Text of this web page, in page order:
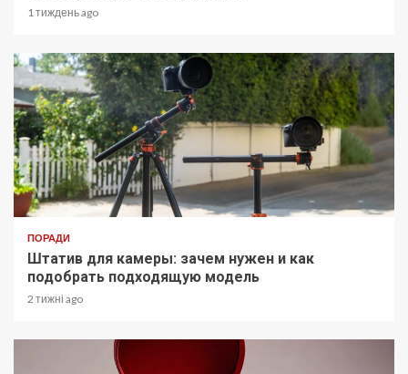
1 тиждень ago
ПОРАДИ
Штатив для камеры: зачем нужен и как
подобрать подходящую модель
2 тижні ago